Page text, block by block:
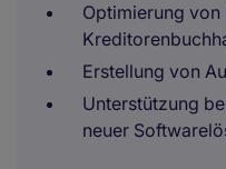
Optimierung von
Erstellung von
Unterstützung
neuer